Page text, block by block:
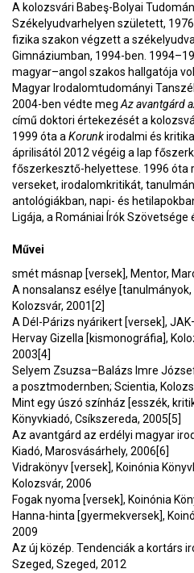
A kolozsvári Babeş-Bolyai
Székelyudvarhelyen született,
fizika szakon végzett a
Gimnáziumban, 1994-ben.
magyar–angol szakos hallgatója
Magyar Irodalomtudományi
2004-ben védte megAz avantgárd
című doktori értekezését a
1999 óta aKorunkirodalmi és
áprilisától 2012 végéig a lap
főszerkesztő-helyettese. 1996 óta
verseket, irodalomkritikát,
antológiákban, napi- és
Ligája, a Romániai Írók
Művei
smét másnap [versek], Mentor,
A nonsalansz esélye
Kolozsvár, 2001[2]
A Dél-Párizs nyárikert [versek],
Hervay Gizella [kismonográfia],
2003[4]
Selyem Zsuzsa–Balázs Imre
a posztmodernben; Scientia,
Mint egy úszó színház [esszék,
Könyvkiadó, Csíkszereda, 2005[5]
Az avantgárd az erdélyi magyar
Kiadó, Marosvásárhely, 2006[6]
Vidrakönyv [versek], Koinónia
Kolozsvár, 2006
Fogak nyoma [versek], Koinónia
Hanna-hinta [gyermekversek],
2009
Az új közép. Tendenciák a kortárs
Szeged, Szeged, 2012